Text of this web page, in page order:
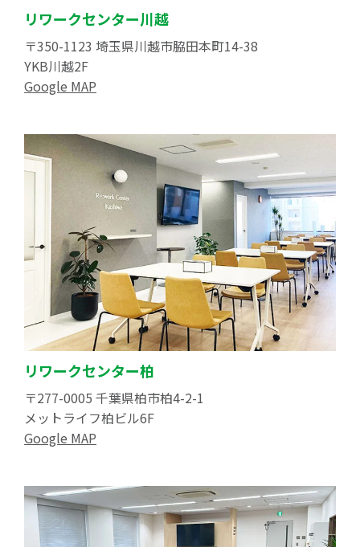
リワークセンター川越
〒350-1123 埼玉県川越市脇田本町14-38
YKB川越2F
Google MAP
リワークセンター柏
〒277-0005 千葉県柏市柏4-2-1
メットライフ柏ビル6F
Google MAP